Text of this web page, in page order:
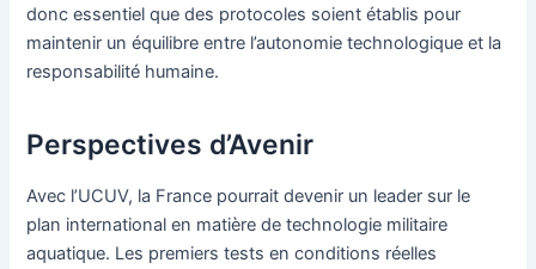
donc essentiel que des protocoles soient établis pour
maintenir un équilibre entre l’autonomie technologique et la
responsabilité humaine.
Perspectives d’Avenir
Avec l’UCUV, la France pourrait devenir un leader sur le
plan international en matière de technologie militaire
aquatique. Les premiers tests en conditions réelles